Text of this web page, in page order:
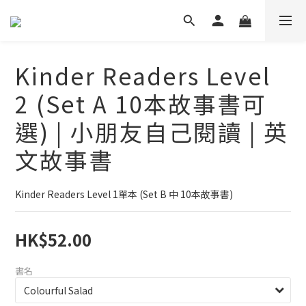
Kinder Readers Level
2 (Set A 10本故事書可
選) | 小朋友自己閱讀 | 英
文故事書
Kinder Readers Level 1單本 (Set B 中 10本故事書)
HK$52.00
書名